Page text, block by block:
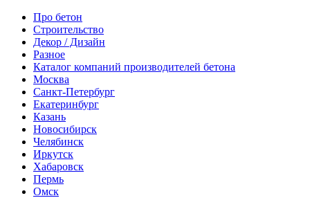
Про бетон
Строительство
Декор / Дизайн
Разное
Каталог компаний производителей бетона
Москва
Санкт-Петербург
Екатеринбург
Казань
Новосибирск
Челябинск
Иркутск
Хабаровск
Пермь
Омск